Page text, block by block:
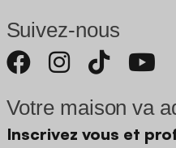
Suivez-nous
Votre maison va
Inscrivez vous et